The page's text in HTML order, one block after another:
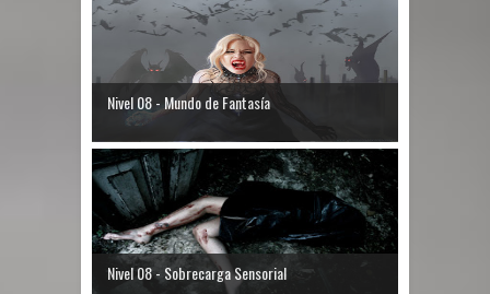
Nivel 08 - Mundo de Fantasía
Nivel 08 - Sobrecarga Sensorial